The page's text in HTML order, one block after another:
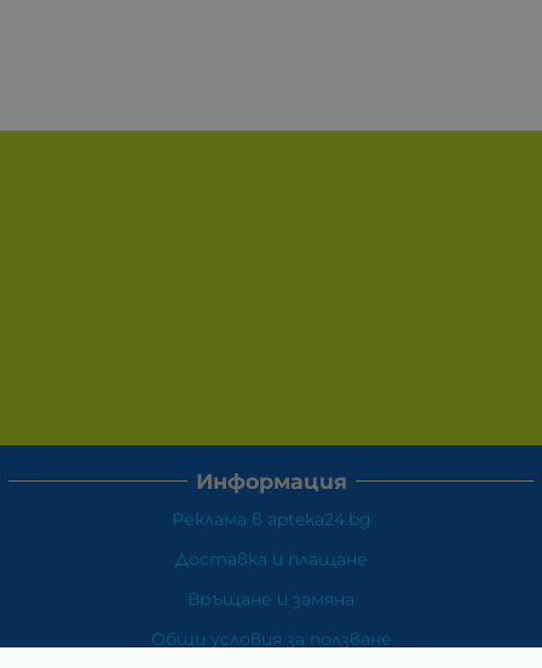
Информация
Реклама в apteka24.bg
Доставка и плащане
Връщане и замяна
Общи условия за ползване